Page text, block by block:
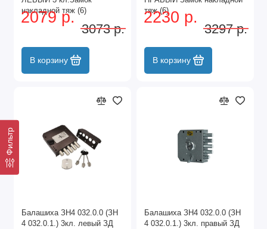
Фильтр
накладной тяж (6)
2079 р.
3073 р.
В корзину
тяж (6)
2230 р.
3297 р.
В корзину
Балашиха ЗН4 032.0.0 (ЗН
4 032.0.1.) 3кл. левый ЗД
Балашиха ЗН4 032.0.0 (ЗН
4 032.0.1.) 3кл. правый ЗД